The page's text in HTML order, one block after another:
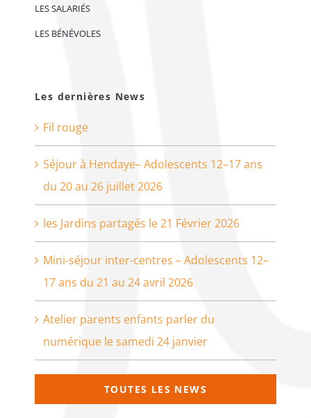
LES SALARIÉS
LES BÉNÉVOLES
Les dernières News
Fil rouge
Séjour à Hendaye– Adolescents 12–17 ans
du 20 au 26 juillet 2026
les Jardins partagés le 21 Février 2026
Mini-séjour inter-centres – Adolescents 12–
17 ans du 21 au 24 avril 2026
Atelier parents enfants parler du
numérique le samedi 24 janvier
TOUTES LES NEWS